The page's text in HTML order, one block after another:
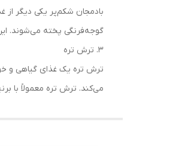
بادمجان شکم‌پر یکی دیگر
گوجه‌فرنگی پخته می‌شوند.
۳. ترش تره
ترش تره یک غذای گیاهی و
می‌کند. ترش تره معمولاً با